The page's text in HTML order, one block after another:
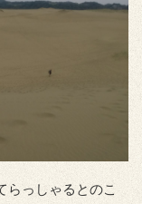
らっしゃるとのこ